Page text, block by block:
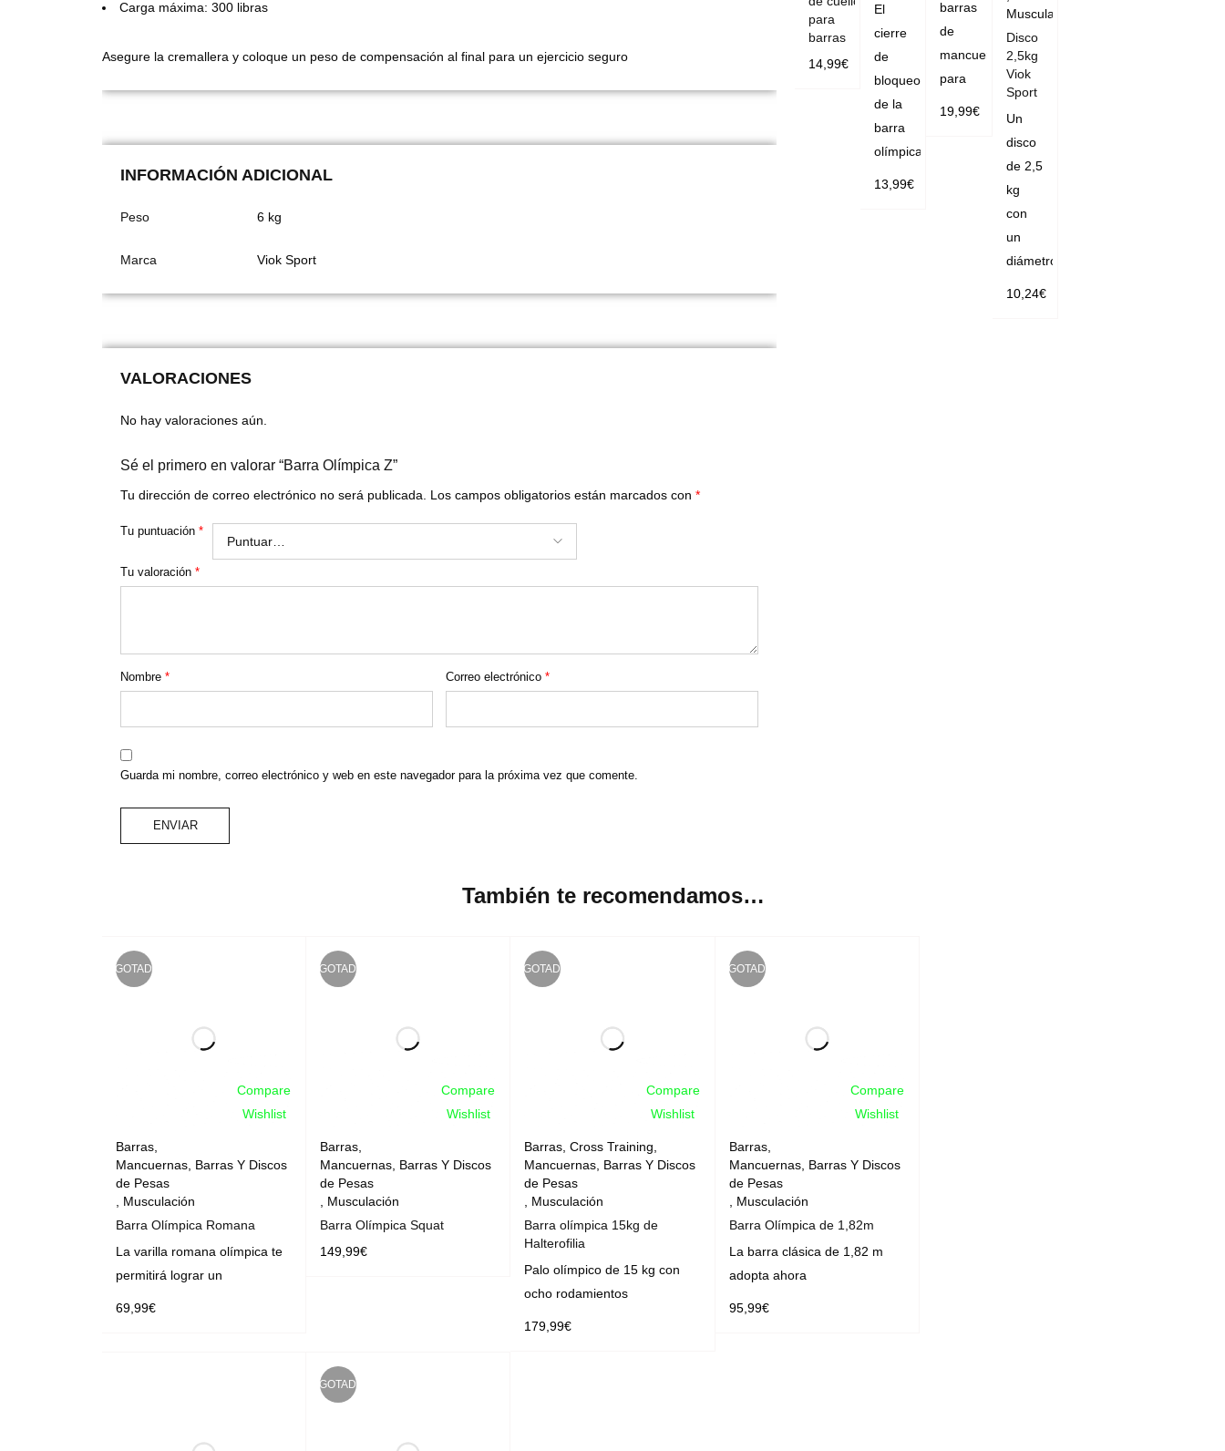
Carga máxima: 300 libras
Asegure la cremallera y coloque un peso de compensación al final para un ejercicio seguro
INFORMACIÓN ADICIONAL
Peso 6 kg
Marca Viok Sport
VALORACIONES
No hay valoraciones aún.
Sé el primero en valorar “Barra Olímpica Z”
Tu dirección de correo electrónico no será publicada. Los campos obligatorios están marcados con *
Tu puntuación *
Tu valoración *
Nombre * Correo electrónico *
Guarda mi nombre, correo electrónico y web en este navegador para la próxima vez que comente.
para
barras
14,99€
El
cierre
de
bloqueo
de la
barra
olímpica
13,99€
barras
de
mancuernas
para
19,99€
Musculación
Disco
2,5kg
Viok
Sport
Un
disco
de 2,5
kg
con
un
diámetro
10,24€
También te recomendamos…
AGOTADO
Compare
Wishlist
Barras
Mancuernas, Barras Y Discos
de Pesas
Musculación
Barra Olímpica Romana
La varilla romana olímpica te
permitirá lograr un
69,99€
AGOTADO
Compare
Wishlist
Barras
Mancuernas, Barras Y Discos
de Pesas
Musculación
Barra Olímpica Squat
149,99€
AGOTADO
Compare
Wishlist
Barras ,Cross Training
Mancuernas, Barras Y Discos
de Pesas
Musculación
Barra olímpica 15kg de
Halterofilia
Palo olímpico de 15 kg con
ocho rodamientos
179,99€
AGOTADO
Compare
Wishlist
Barras,
Mancuernas, Barras Y Discos
de Pesas
Musculación
Barra Olímpica de 1,82m
La barra clásica de 1,82 m
adopta ahora
95,99€
AGOTADO